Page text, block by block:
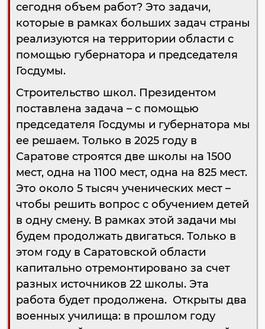
сегодня объем работ? Это задачи,
которые в рамках больших задач страны
реализуются на территории области с
помощью губернатора и председателя
Госдумы.
Строительство школ. Президентом
поставлена задача – с помощью
председателя Госдумы и губернатора мы
ее решаем. Только в 2025 году в
Саратове строятся две школы на 1500
мест, одна на 1100 мест, одна на 825 мест.
Это около 5 тысяч ученических мест –
чтобы решить вопрос с обучением детей
в одну смену. В рамках этой задачи мы
будем продолжать двигаться. Только в
этом году в Саратовской области
капитально отремонтировано за счет
разных источников 22 школы. Эта
работа будет продолжена. Открыты два
военных училища: в прошлом году